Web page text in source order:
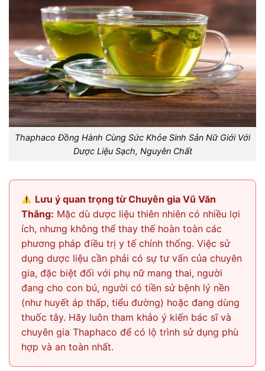
Thaphaco Đồng Hành Cùng Sức Khỏe Sinh Sản Nữ Giới Với
Dược Liệu Sạch, Nguyên Chất
Lưu ý quan trọng từ Chuyên gia Vũ Văn
Thắng: Mặc dù dược liệu thiên nhiên có nhiều lợi
ích, nhưng không thể thay thế hoàn toàn các
phương pháp điều trị y tế chính thống. Việc sử
dụng dược liệu cần phải có sự tư vấn của chuyên
gia, đặc biệt đối với phụ nữ mang thai, người
đang cho con bú, người có tiền sử bệnh lý nền
(như huyết áp thấp, tiểu đường) hoặc đang dùng
thuốc tây. Hãy luôn tham khảo ý kiến bác sĩ và
chuyên gia Thaphaco để có lộ trình sử dụng phù
hợp và an toàn nhất.